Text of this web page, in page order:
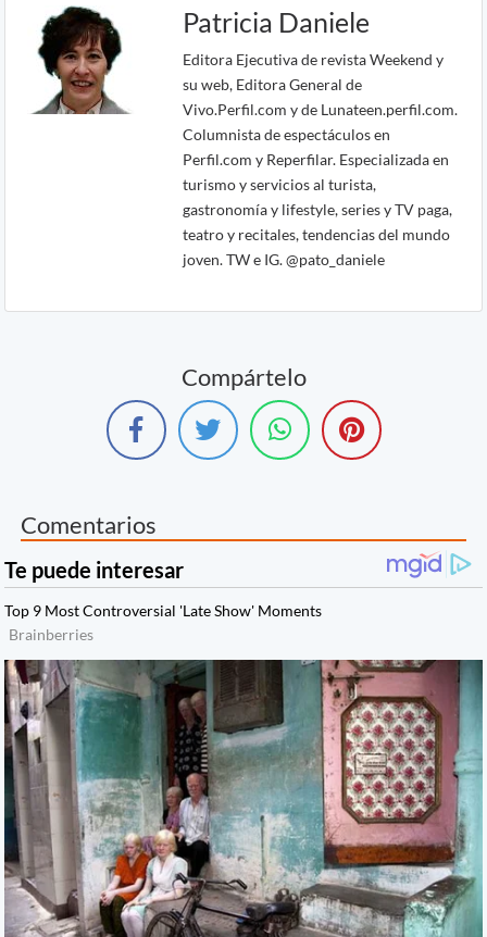
Patricia Daniele
Editora Ejecutiva de revista Weekend y
su web, Editora General de
Vivo.Perfil.com y de Lunateen.perfil.com.
Columnista de espectáculos en
Perfil.com y Reperfilar. Especializada en
turismo y servicios al turista,
gastronomía y lifestyle, series y TV paga,
teatro y recitales, tendencias del mundo
joven. TW e IG. @pato_daniele
Compártelo
Comentarios